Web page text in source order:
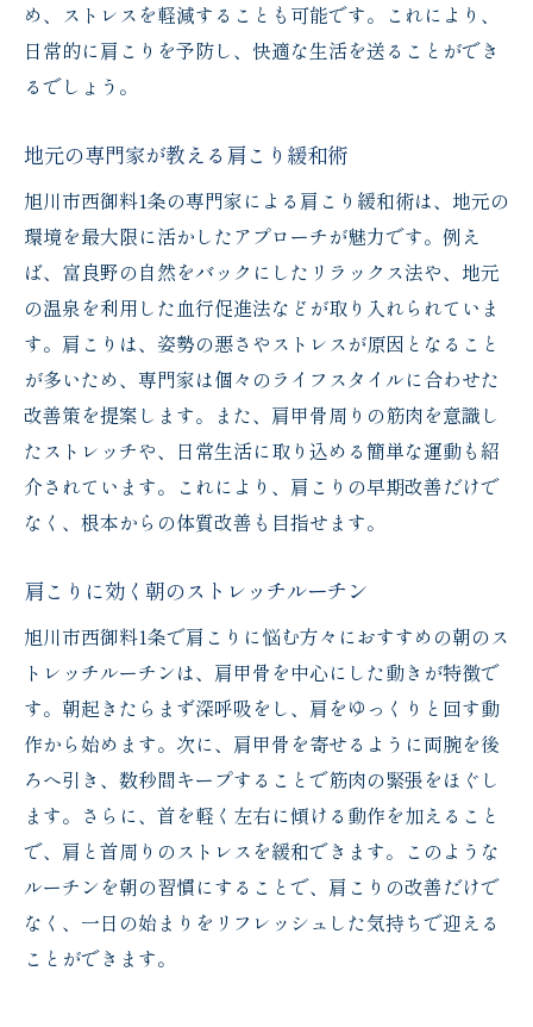
め、ストレスを軽減することも可能です。これにより、
日常的に肩こりを予防し、快適な生活を送ることができ
るでしょう。
地元の専門家が教える肩こり緩和術
旭川市西御料1条の専門家による肩こり緩和術は、地元の
環境を最大限に活かしたアプローチが魅力です。例え
ば、富良野の自然をバックにしたリラックス法や、地元
の温泉を利用した血行促進法などが取り入れられていま
す。肩こりは、姿勢の悪さやストレスが原因となること
が多いため、専門家は個々のライフスタイルに合わせた
改善策を提案します。また、肩甲骨周りの筋肉を意識し
たストレッチや、日常生活に取り込める簡単な運動も紹
介されています。これにより、肩こりの早期改善だけで
なく、根本からの体質改善も目指せます。
肩こりに効く朝のストレッチルーチン
旭川市西御料1条で肩こりに悩む方々におすすめの朝のス
トレッチルーチンは、肩甲骨を中心にした動きが特徴で
す。朝起きたらまず深呼吸をし、肩をゆっくりと回す動
作から始めます。次に、肩甲骨を寄せるように両腕を後
ろへ引き、数秒間キープすることで筋肉の緊張をほぐし
ます。さらに、首を軽く左右に傾ける動作を加えること
で、肩と首周りのストレスを緩和できます。このような
ルーチンを朝の習慣にすることで、肩こりの改善だけで
なく、一日の始まりをリフレッシュした気持ちで迎える
ことができます。